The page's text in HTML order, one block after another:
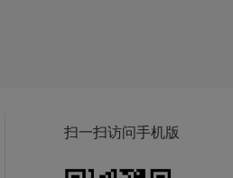
扫一扫访问手机版